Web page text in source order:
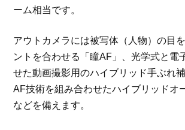
ーム相当です。
アウトカメラには被写体（人物）の目
ントを合わせる「瞳AF」、光学式と電
せた動画撮影用のハイブリッド手ぶれ
AF技術を組み合わせたハイブリッドオ
などを備えます。